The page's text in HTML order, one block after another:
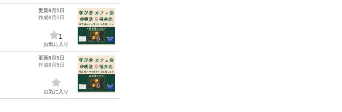
更新8月5日
作成8月5日
1
お気に入り
更新8月5日
作成8月5日
お気に入り